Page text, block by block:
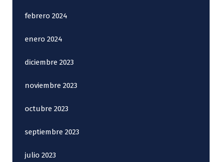
febrero 2024
enero 2024
diciembre 2023
noviembre 2023
octubre 2023
septiembre 2023
julio 2023